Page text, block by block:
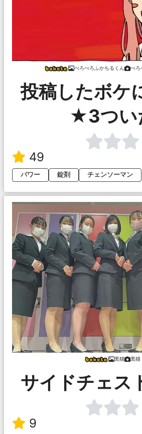
ぺろぺろふかちるくん ぺろ
投稿したボケ
★3つい
49
パワー
錠剤 チェンソーマン
黒猫 黒猫
サイドチェス
9